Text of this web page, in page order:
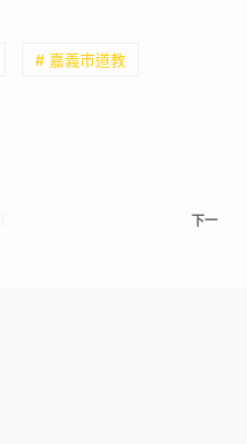
# 嘉義市道教
下一